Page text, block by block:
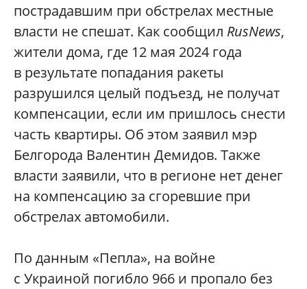
пострадавшим при обстрелах местные
власти не спешат. Как сообщил RusNews,
жители дома, где 12 мая 2024 года
в результате попадания ракеты
разрушился целый подъезд, не получат
компенсации, если им пришлось снести
часть квартиры. Об этом заявил мэр
Белгорода Валентин Демидов. Также
власти заявили, что в регионе нет денег
на компенсацию за сгоревшие при
обстрелах автомобили.
По данным «Пепла», на войне
с Украиной погибло 966 и пропало без